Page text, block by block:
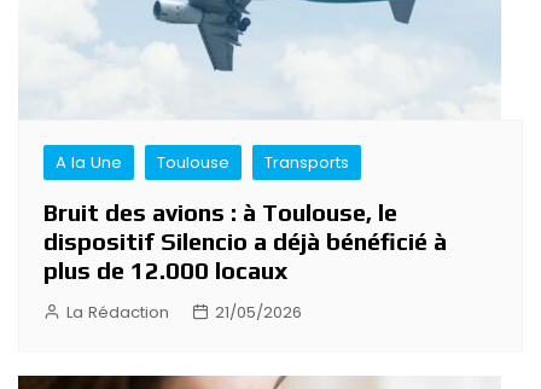
A la Une Toulouse Transports
Bruit des avions : à Toulouse, le
dispositif Silencio a déjà bénéficié à
plus de 12.000 locaux
La Rédaction 21/05/2026